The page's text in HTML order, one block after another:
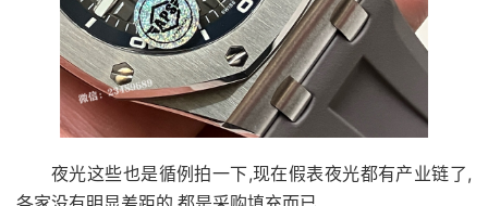
夜光这些也是循例拍一下,现在假表夜光都有产业链了,